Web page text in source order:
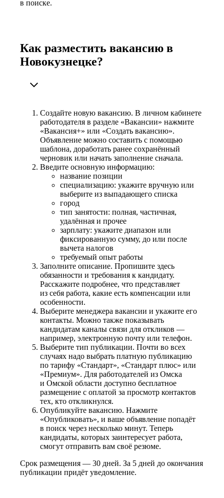
в поиске.
Как разместить вакансию в
Новокузнецке?
Создайте новую вакансию. В личном кабинете
работодателя в разделе «Вакансии» нажмите
«Вакансия+» или «Создать вакансию».
Объявление можно составить с помощью
шаблона, доработать ранее сохранённый
черновик или начать заполнение сначала.
Введите основную информацию:
название позиции
специализацию: укажите вручную или
выберите из выпадающего списка
город
тип занятости: полная, частичная,
удалённая и прочее
зарплату: укажите диапазон или
фиксированную сумму, до или после
вычета налогов
требуемый опыт работы
Заполните описание. Пропишите здесь
обязанности и требования к кандидату.
Расскажите подробнее, что представляет
из себя работа, какие есть компенсации или
особенности.
Выберите менеджера вакансии и укажите его
контакты. Можно также показывать
кандидатам каналы связи для откликов —
например, электронную почту или телефон.
Выберите тип публикации. Почти во всех
случаях надо выбрать платную публикацию
по тарифу «Стандарт», «Стандарт плюс» или
«Премиум». Для работодателей из Омска
и Омской области доступно бесплатное
размещение с оплатой за просмотр контактов
тех, кто откликнулся.
Опубликуйте вакансию. Нажмите
«Опубликовать», и ваше объявление попадёт
в поиск через несколько минут. Теперь
кандидаты, которых заинтересует работа,
смогут отправить вам своё резюме.
Срок размещения — 30 дней. За 5 дней до окончания
публикации придёт уведомление.